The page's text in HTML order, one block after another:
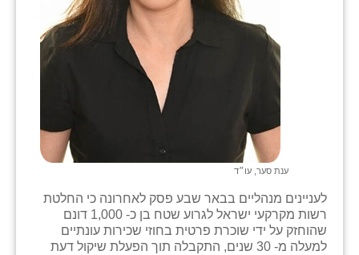
ענת סער, עו״ד
לעניינים מנהליים בבאר שבע פסק לאחרונה כי החלטת
רשות מקרקעי ישראל לגרוע שטח בן כ- 1,000 דונם
שהוחזק על ידי שוכרת פרטית בחוזי שכירות עונתיים
למעלה מ- 30 שנים, התקבלה תוך הפעלת שיקול דעת
יד השמונה
כפר אביב